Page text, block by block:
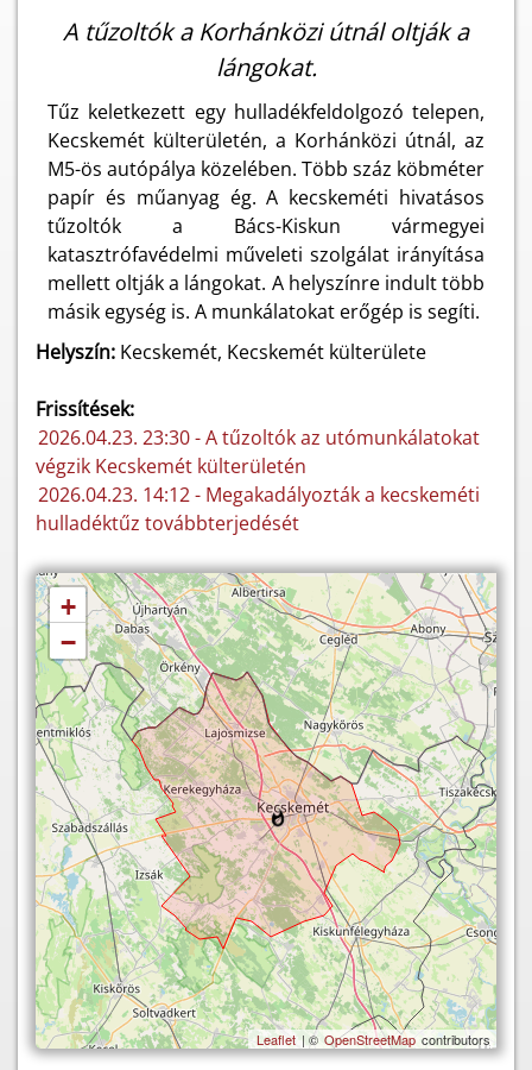
A tűzoltók a Korhánközi útnál oltják a
lángokat.
Tűz keletkezett egy hulladékfeldolgozó telepen,
Kecskemét külterületén, a Korhánközi útnál, az
M5-ös autópálya közelében. Több száz köbméter
papír és műanyag ég. A kecskeméti hivatásos
tűzoltók a Bács-Kiskun vármegyei
katasztrófavédelmi műveleti szolgálat irányítása
mellett oltják a lángokat. A helyszínre indult több
másik egység is. A munkálatokat erőgép is segíti.
Helyszín: Kecskemét, Kecskemét külterülete
Frissítések:
2026.04.23. 23:30 - A tűzoltók az utómunkálatokat
végzik Kecskemét külterületén
2026.04.23. 14:12 - Megakadályozták a kecskeméti
hulladéktűz továbbterjedését
+
−
Leaflet | © OpenStreetMap contributors